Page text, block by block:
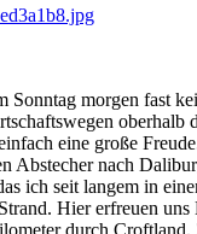
morgen fast
eine große
Abstecher nach
ich seit langem in
Hier erfreuen
durch